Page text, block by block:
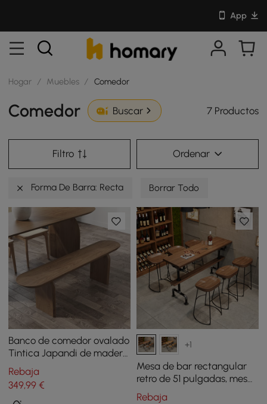
App
Hogar / Muebles / Comedor
Comedor Buscar 7 Productos
Filtro Ordenar
Forma De Barra: Recta Borrar Todo
Banco de comedor ovalado
Tintica Japandi de madera
maciza con doble pedestal
de madera de nogal, 1500
mm
Rebaja
349,99 €
+1
Mesa de bar rectangular
retro de 51 pulgadas, mesa
de pub industrial natural
Rebaja